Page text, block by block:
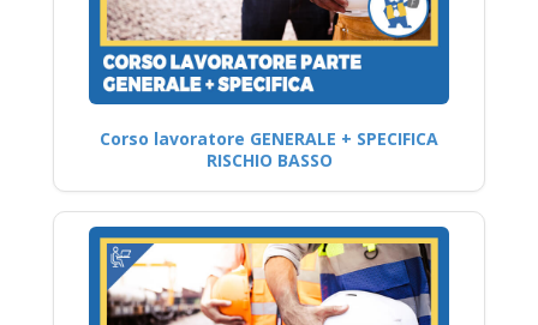
Corso lavoratore GENERALE + SPECIFICA
RISCHIO BASSO